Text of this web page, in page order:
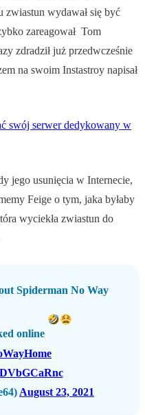
zwiastun wydawał się być
zareagował Tom
zdradził już przedwcześnie
na swoim Instastroy napisał
swój serwer dedykowany w
jego usunięcia w Internecie,
Feige o tym, jaka byłaby
wyciekła zwiastun do
Spiderman No Way
online
August 23, 2021